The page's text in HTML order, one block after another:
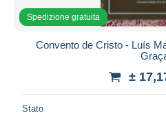
Spedizione gratuita
Convento de Cristo - Luís
±
Stato